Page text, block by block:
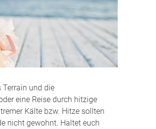
Terrain und die
eine Reise durch hitzige
Kälte bzw. Hitze sollten
nicht gewohnt. Haltet euch